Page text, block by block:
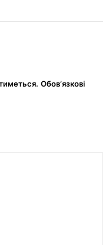
Обов’язкові